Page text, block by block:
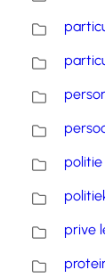
politie
prive